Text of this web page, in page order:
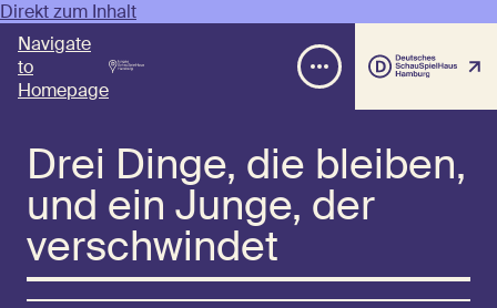
Direkt zum Inhalt
Navigate
to
Homepage
Drei Dinge, die bleiben,
und ein Junge, der
verschwindet